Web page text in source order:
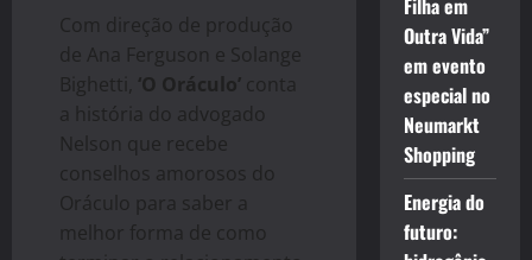
Com direção de produção
de Ana Ferguson e Solange
Bighetti, ‘O Oráculo’ conta
a história do advogado
Nelson que recebe
conselhos amorosos do
Oráculo para saber a
melhor forma de como
Filha em
Outra Vida”
em evento
especial no
Neumarkt
Shopping
Energia do
futuro: